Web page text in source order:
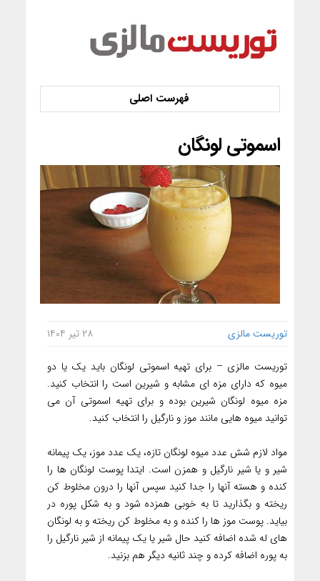
اسموتی لونگان
توریست مالزی ۲۸ تیر ۱۴۰۴
توریست مالزی – برای تهیه اسموتی لونگان باید یک یا دو
میوه که دارای مزه ای مشابه و شیرین است را انتخاب کنید.
مزه میوه لونگان شیرین بوده و برای تهیه اسموتی آن می
توانید میوه هایی مانند موز و نارگیل را انتخاب کنید.
مواد لازم شش عدد میوه لونگان تازه، یک عدد موز، یک پیمانه
شیر و یا شیر نارگیل و همزن است. ایتدا پوست لونگان ها را
کنده و هسته آنها را جدا کنید سپس آنها را درون مخلوط کن
ریخته و بگذارید تا به خوبی همزده شود و به شکل پوره در
بیاید. پوست موز ها را کنده و به مخلوط کن ریخته و به لونگان
های له شده اضافه کنید حال شیر یا یک پیمانه از شیر نارگیل را
به پوره اضافه کرده و چند ثانیه دیگر هم بزنید.